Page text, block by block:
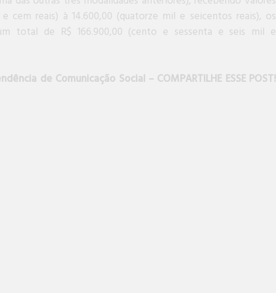
cem reais) à 14.600,00 (quatorze mil e seicentos reais), os
total de R$ 166.900,00 (cento e sessenta e seis mil e
de Comunicação Social – COMPARTILHE ESSE POST!